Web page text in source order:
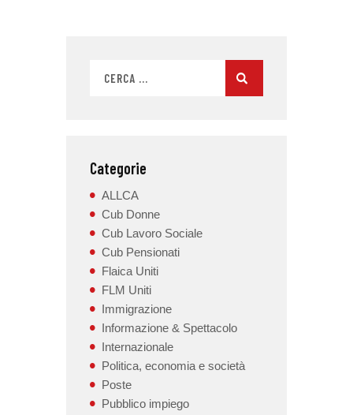
Categorie
ALLCA
Cub Donne
Cub Lavoro Sociale
Cub Pensionati
Flaica Uniti
FLM Uniti
Immigrazione
Informazione & Spettacolo
Internazionale
Politica, economia e società
Poste
Pubblico impiego